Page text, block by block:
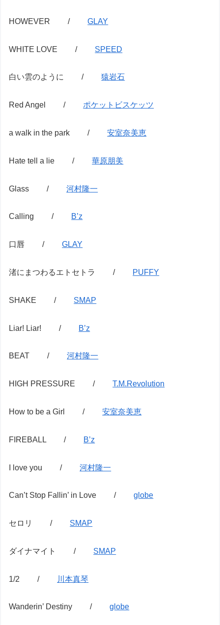
HOWEVER /GLAY
WHITE LOVE / SPEED
白い雲のように /猿岩石
Red Angel / ポケットビスケッツ
a walk in the park /安室奈美恵
Hate tell a lie /華原朋美
Glass /河村隆一
Calling / B’z
口唇 /GLAY
渚にまつわるエトセトラ / PUFFY
SHAKE / SMAP
Liar! Liar! / B’z
BEAT /河村隆一
HIGH PRESSURE /T.M.Revolution
How to be a Girl /安室奈美恵
FIREBALL / B’z
I love you /河村隆一
Can’t Stop Fallin’ in Love /globe
セロリ / SMAP
ダイナマイト / SMAP
1/2 / 川本真琴
Wanderin’ Destiny /globe